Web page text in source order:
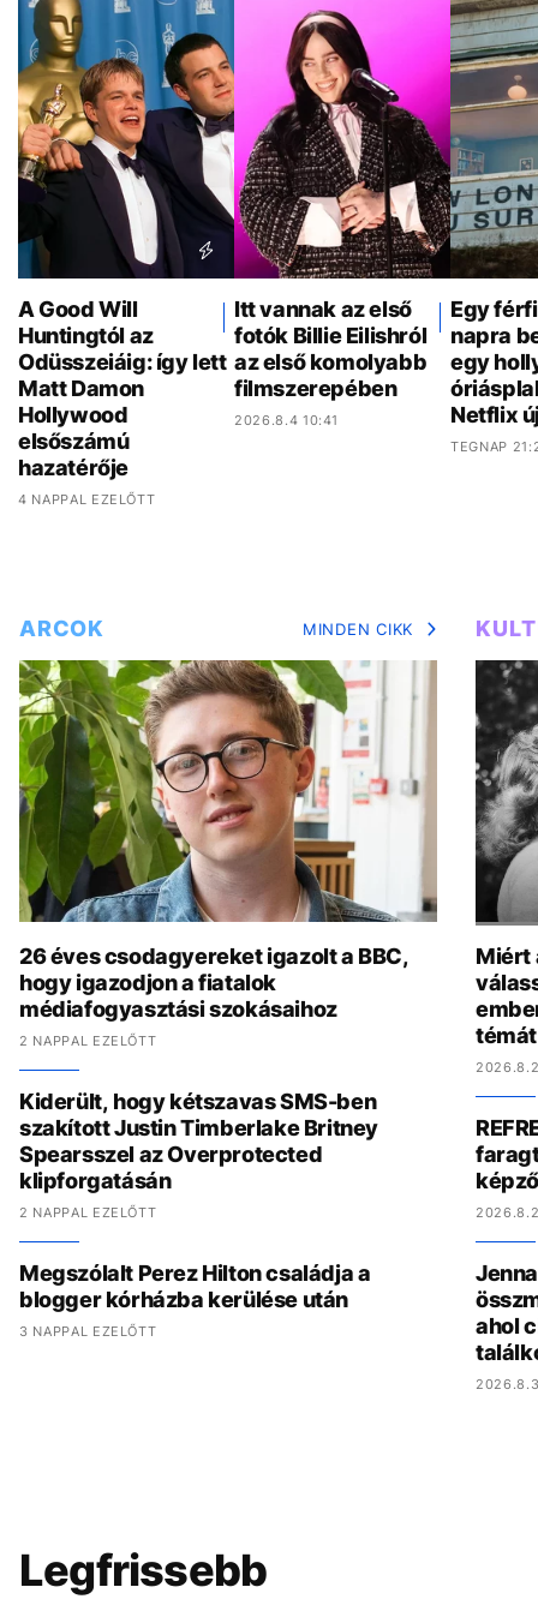
A Good Will
Huntingtól az
Odüsszeiáig: így lett
Matt Damon
Hollywood
elsőszámú
hazatérője
4 NAPPAL EZELŐTT
Itt vannak az első
fotók Billie Eilishról
az első komolyabb
filmszerepében
2026.8.4 10:41
Egy
napra
egy
Netflix
TEGNAP
ARCOK MINDEN CIKK
26 éves csodagyereket igazolt a BBC,
hogy igazodjon a fiatalok
médiafogyasztási szokásaihoz
2 NAPPAL EZELŐTT
Kiderült, hogy kétszavas SMS-ben
szakított Justin Timberlake Britney
Spearsszel az Overprotected
klipforgatásán
2 NAPPAL EZELŐTT
Megszólalt Perez Hilton családja a
blogger kórházba kerülése után
3 NAPPAL EZELŐTT
Miért
témát
ahol
Legfrissebb